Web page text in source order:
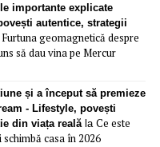
importante explicate
autentice, strategii
Furtuna geomagnetică despre
să dau vina pe Mercur
și a început să premieze
- Lifestyle, povești
din viața realăla Ce este
casa în 2026